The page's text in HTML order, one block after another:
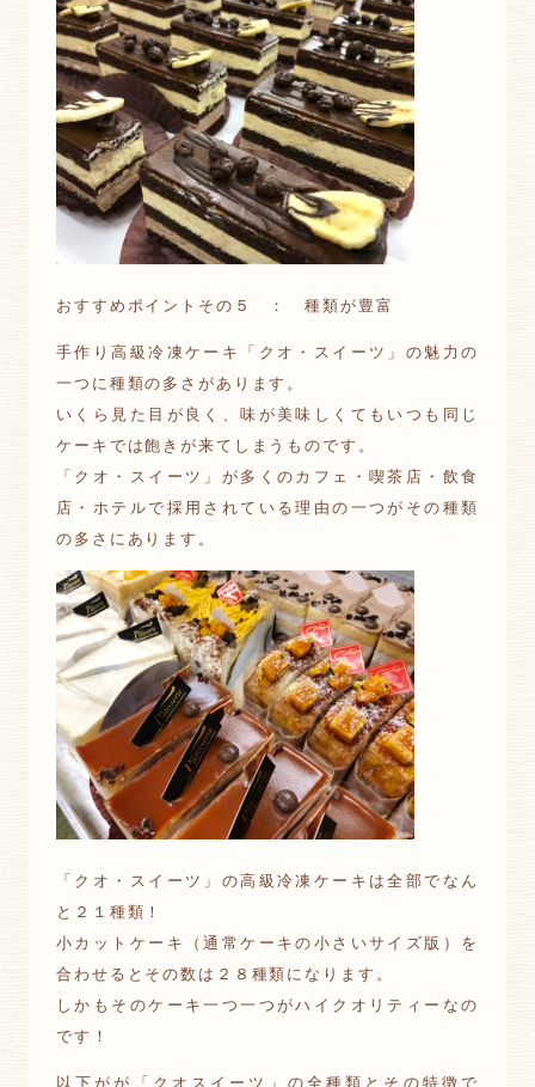
おすすめポイントその５ ： 種類が豊富
手作り高級冷凍ケーキ「クオ・スイーツ」の魅力の
一つに種類の多さがあります。
いくら見た目が良く、味が美味しくてもいつも同じ
ケーキでは飽きが来てしまうものです。
「クオ・スイーツ」が多くのカフェ・喫茶店・飲食
店・ホテルで採用されている理由の一つがその種類
の多さにあります。
「クオ・スイーツ」の高級冷凍ケーキは全部でなん
と２１種類！
小カットケーキ（通常ケーキの小さいサイズ版）を
合わせるとその数は２８種類になります。
しかもそのケーキ一つ一つがハイクオリティーなの
です！
以下がが「クオスイーツ」の全種類とその特徴で